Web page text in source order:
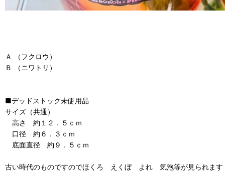
Ａ （フクロウ）
Ｂ （ニワトリ）
■デッドストック未使用品
サイズ（共通）
高さ 約１２．５ｃｍ
口径 約６．３ｃｍ
底面直径 約９．５ｃｍ
古い時代のものですのでほくろ えくぼ よれ 気泡等が見られます